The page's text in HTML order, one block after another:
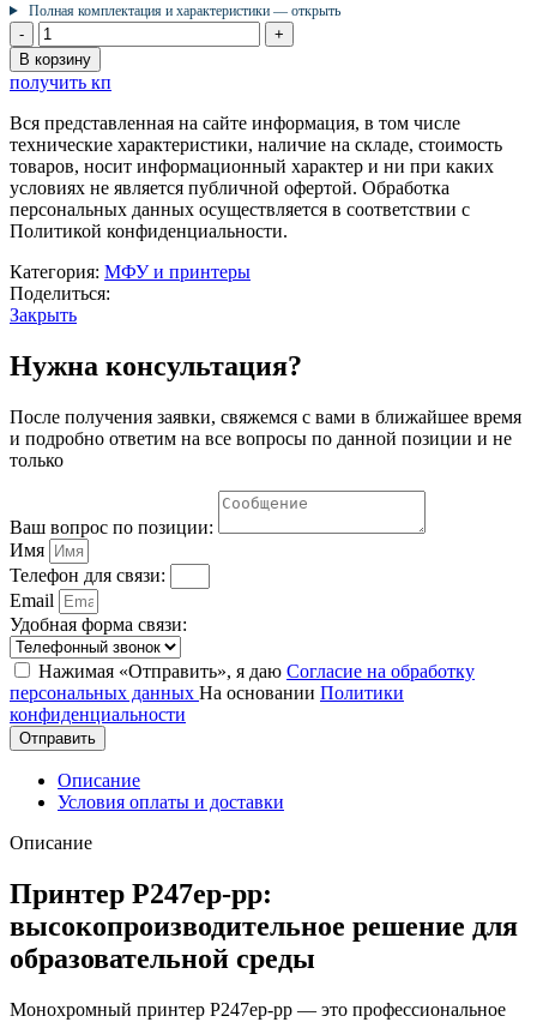
Полная комплектация и характеристики — открыть
Количество
товара
Принтер
P247ep-
pp
(Лазерный
принтер,
1
ГБ
памяти,
стр/
мин)
В корзину
получить кп
Вся представленная на сайте информация, в том числе
технические характеристики, наличие на складе, стоимость
товаров, носит информационный характер и ни при каких
условиях не является публичной офертой. Обработка
персональных данных осуществляется в соответствии с
Политикой конфиденциальности.
Категория: МФУ и принтеры
Поделиться:
Закрыть
Нужна консультация?
После получения заявки, свяжемся с вами в ближайшее время
и подробно ответим на все вопросы по данной позиции и не
только
Ваш вопрос по позиции:
Имя
Телефон для связи:
Email
Удобная форма связи:
Нажимая «Отправить», я даю Согласие на обработку
персональных данных На основании Политики
конфиденциальности
Отправить
Описание
Условия оплаты и доставки
Описание
Принтер P247ep-pp:
высокопроизводительное решение для
образовательной среды
Монохромный принтер P247ep-pp — это профессиональное